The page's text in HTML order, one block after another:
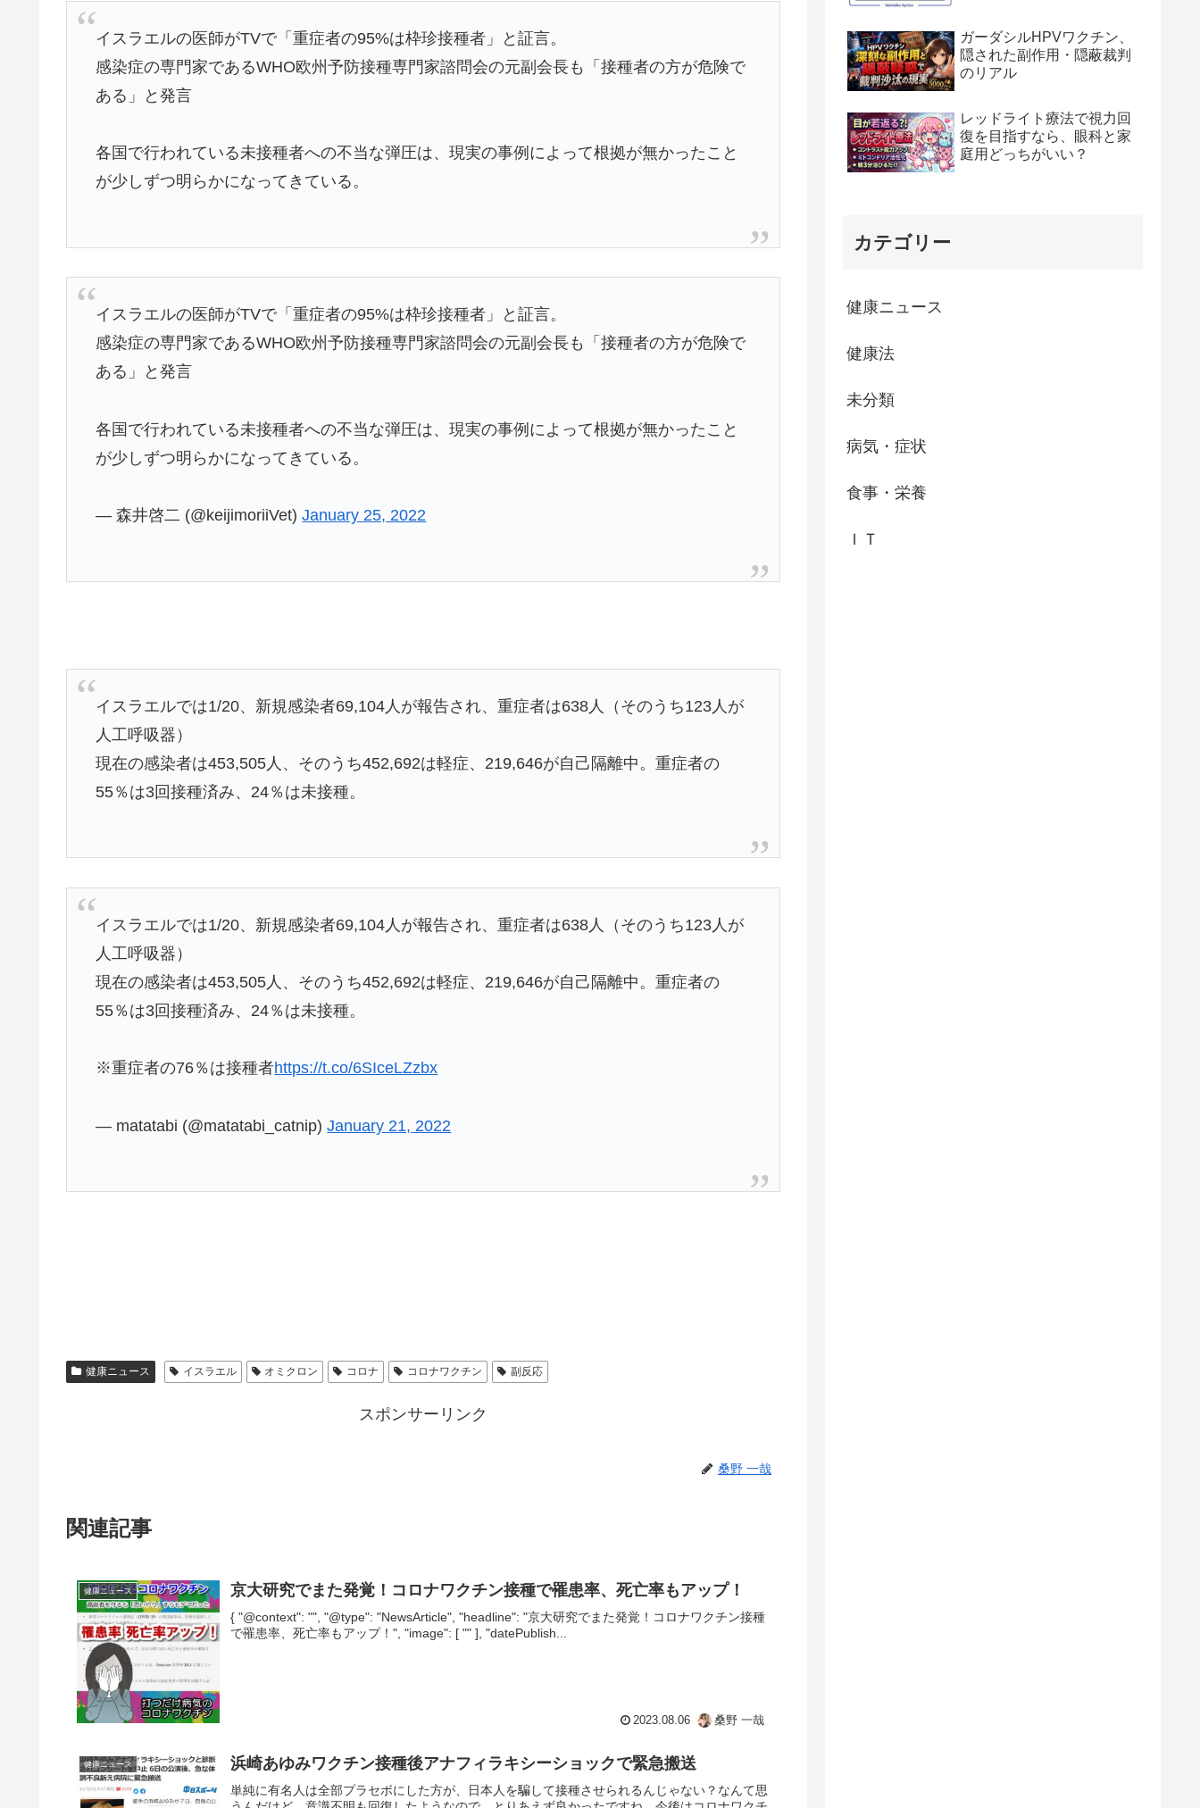
イスラエルの医師がTVで「重症者の95%は枠珍接種者」と証言。
感染症の専門家であるWHO欧州予防接種専門家諮問会の元副会長も「接種者の方が危険で
ある」と発言
各国で行われている未接種者への不当な弾圧は、現実の事例によって根拠が無かったこと
が少しずつ明らかになってきている。
イスラエルの医師がTVで「重症者の95%は枠珍接種者」と証言。
感染症の専門家であるWHO欧州予防接種専門家諮問会の元副会長も「接種者の方が危険で
ある」と発言
各国で行われている未接種者への不当な弾圧は、現実の事例によって根拠が無かったこと
が少しずつ明らかになってきている。
— 森井啓二 (@keijimoriiVet)January 25, 2022
イスラエルでは1/20、新規感染者69,104人が報告され、重症者は638人（そのうち123人が
人工呼吸器）
現在の感染者は453,505人、そのうち452,692は軽症、219,646が自己隔離中。重症者の
55％は3回接種済み、24％は未接種。
イスラエルでは1/20、新規感染者69,104人が報告され、重症者は638人（そのうち123人が
人工呼吸器）
現在の感染者は453,505人、そのうち452,692は軽症、219,646が自己隔離中。重症者の
55％は3回接種済み、24％は未接種。
※重症者の76％は接種者https://t.co/6SIceLZzbx
— matatabi (@matatabi_catnip)January 21, 2022
健康ニュース イスラエル オミクロン コロナ コロナワクチン 副反応
スポンサーリンク
桑野 一哉
関連記事
健康ニュース 京大研究でまた発覚！コロナワクチン接種で罹患率、死亡率もアップ！
{ "@context": "", "@type": "NewsArticle", "headline": "京大研究でまた発覚！コロナワクチン接種
で罹患率、死亡率もアップ！", "image": [ "" ], "datePublish...
2023.08.06 桑野 一哉
健康ニュース 浜崎あゆみワクチン接種後アナフィラキシーショックで緊急搬送
単純に有名人は全部プラセボにした方が、日本人を騙して接種させられるんじゃない？なんて思
ガーダシルHPVワクチン、
隠された副作用・隠蔽裁判
のリアル
レッドライト療法で視力回
復を目指すなら、眼科と家
庭用どっちがいい？
カテゴリー
健康ニュース
健康法
未分類
病気・症状
食事・栄養
ＩＴ